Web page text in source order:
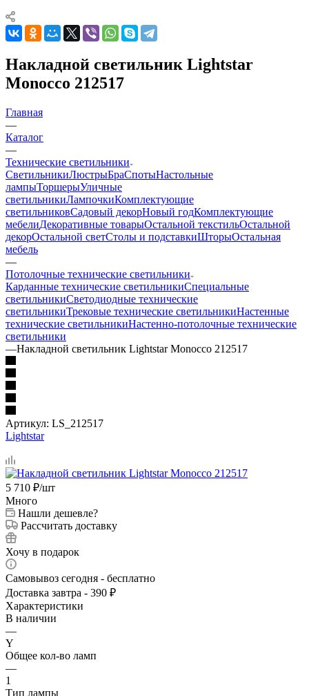
Накладной светильник Lightstar
Monocco 212517
Главная
—
Каталог
—
Технические светильники
СветильникиЛюстрыБраСпотыНастольные
лампыТоршерыУличные
светильникиЛампочкиКомплектующие
светильниковСадовый декорНовый годКомплектующие
мебелиДекоративные товарыОстальной текстильОстальной
декорОстальной светСтолы и подставкиШторыОстальная
мебель
—
Потолочные технические светильники
Карданные технические светильникиСпециальные
светильникиСветодиодные технические
светильникиТрековые технические светильникиНастенные
технические светильникиНастенно-потолочные технические
светильники
—Накладной светильник Lightstar Monocco 212517
Артикул: LS_212517
Lightstar
5 710 ₽/шт
Много
Нашли дешевле?
Рассчитать доставку
Хочу в подарок
Самовывоз сегодня - бесплатно
Доставка завтра - 390 ₽
Характеристики
В наличии
—
Y
Общее кол-во ламп
—
1
Тип лампы